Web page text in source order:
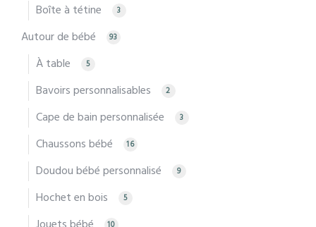
Boîte à tétine 3
Autour de bébé 93
À table 5
Bavoirs personnalisables 2
Cape de bain personnalisée 3
Chaussons bébé 16
Doudou bébé personnalisé 9
Hochet en bois 5